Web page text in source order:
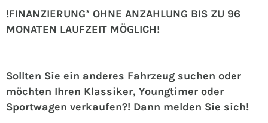
!FINANZIERUNG* OHNE ANZAHLUNG BIS ZU 96
MONATEN LAUFZEIT MÖGLICH!
Sollten Sie ein anderes Fahrzeug suchen oder
möchten Ihren Klassiker, Youngtimer oder
Sportwagen verkaufen?! Dann melden Sie sich!